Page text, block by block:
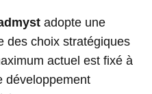
adopte une
des choix stratégiques
actuel est fixé à
développement